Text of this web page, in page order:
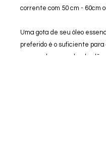
corrente com 50 cm - 60cm
Uma gota de seu óleo
preferido é o suficiente para
em um chumaço de algodão